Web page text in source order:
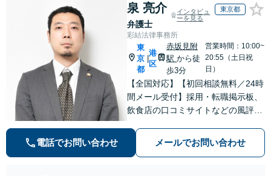
泉 亮介
弁護士
インタビュ
ーを見る
東京都
彩結法律事務所
東
京
都
港
区
赤坂見附
駅 から徒
歩3分
営業時間：10:00~
20:55（土日祝
日）
【全国対応】【初回相談無料／24時
間メール受付】採用・転職掲示板、
飲食店の口コミサイトなどの風評被
の種類を問わず相談可。可能な限り
早期対応で駆けつけサポート【労
電話でお問い合わせ メールでお問い合わせ